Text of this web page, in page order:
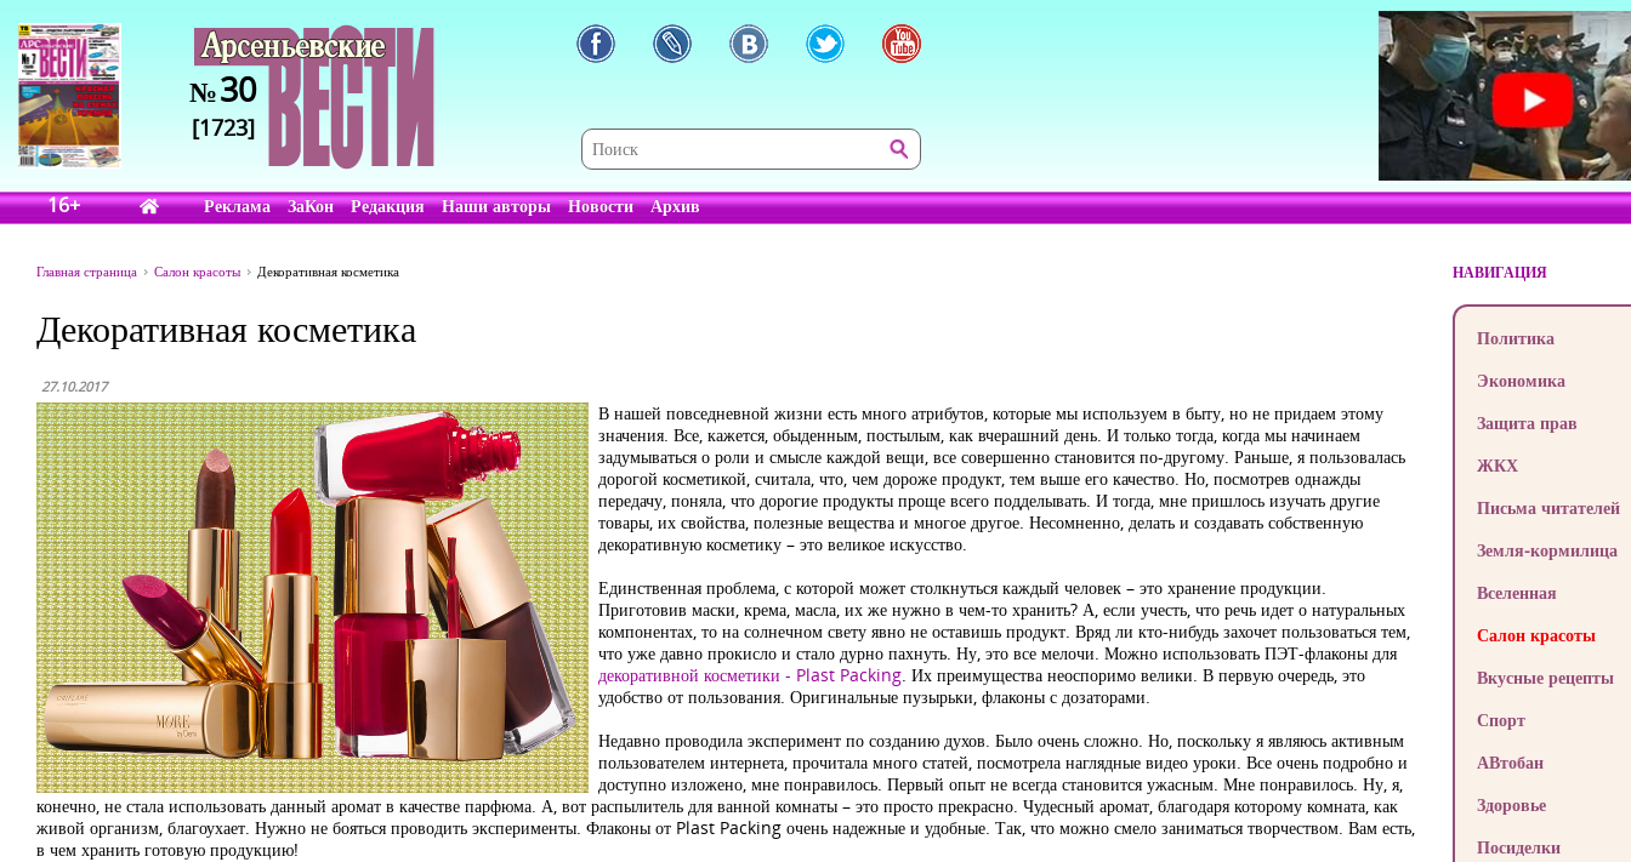
№30
[1723]
16+ Реклама ЗаКон Редакция Наши авторы Новости Архив
Главная страница Салон красоты Декоративная косметика
Декоративная косметика
27.10.2017
В нашей повседневной жизни есть много атрибутов, которые мы используем в быту, но не придаем этому
значения. Все, кажется, обыденным, постылым, как вчерашний день. И только тогда, когда мы начинаем
задумываться о роли и смысле каждой вещи, все совершенно становится по-другому. Раньше, я пользовалась
дорогой косметикой, считала, что, чем дороже продукт, тем выше его качество. Но, посмотрев однажды
передачу, поняла, что дорогие продукты проще всего подделывать. И тогда, мне пришлось изучать другие
товары, их свойства, полезные вещества и многое другое. Несомненно, делать и создавать собственную
декоративную косметику – это великое искусство.
Единственная проблема, с которой может столкнуться каждый человек – это хранение продукции.
Приготовив маски, крема, масла, их же нужно в чем-то хранить? А, если учесть, что речь идет о натуральных
компонентах, то на солнечном свету явно не оставишь продукт. Вряд ли кто-нибудь захочет пользоваться тем,
что уже давно прокисло и стало дурно пахнуть. Ну, это все мелочи. Можно использовать ПЭТ-флаконы для
декоративной косметики - Plast Packing. Их преимущества неоспоримо велики. В первую очередь, это
удобство от пользования. Оригинальные пузырьки, флаконы с дозаторами.
Недавно проводила эксперимент по созданию духов. Было очень сложно. Но, поскольку я являюсь активным
пользователем интернета, прочитала много статей, посмотрела наглядные видео уроки. Все очень подробно и
доступно изложено, мне понравилось. Первый опыт не всегда становится ужасным. Мне понравилось. Ну, я,
конечно, не стала использовать данный аромат в качестве парфюма. А, вот распылитель для ванной комнаты – это просто прекрасно. Чудесный аромат, благодаря которому комната, как
живой организм, благоухает. Нужно не бояться проводить эксперименты. Флаконы от Plast Packing очень надежные и удобные. Так, что можно смело заниматься творчеством. Вам есть,
в чем хранить готовую продукцию!
НАВИГАЦИЯ
Политика
Экономика
Защита прав
ЖКХ
Письма читателей
Земля-кормилица
Вселенная
Салон красоты
Вкусные рецепты
Спорт
АВтобан
Здоровье
Посиделки